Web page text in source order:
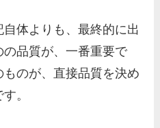
体よりも、最終的に出
品質が、一番重要で
のが、直接品質を決め
。